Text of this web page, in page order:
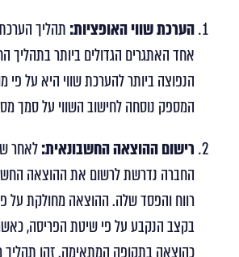
הערכת שווי האופציות: תהליך
אחד האתגרים הגדולים ביותר בתהליך
הנפוצה ביותר להערכת שווי היא על פי
המספק נוסחה לחישוב השווי על סמך
רישום ההוצאה החשבונאית:לאחר
החברה נדרשת לרשום את ההוצאה
רווח והפסד שלה. ההוצאה מחולקת על
בקצב הנקבע על פי שיטת הפריסה,